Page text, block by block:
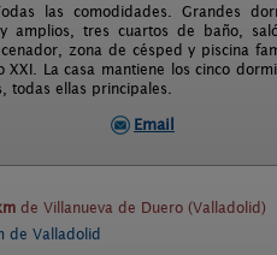
las comodidades. Grandes
amplios, tres cuartos de baño,
zona de césped y piscina
XXI. La casa mantiene los cinco
todas ellas principales.
Email
de Villanueva de Duero (Valladolid)
de Valladolid